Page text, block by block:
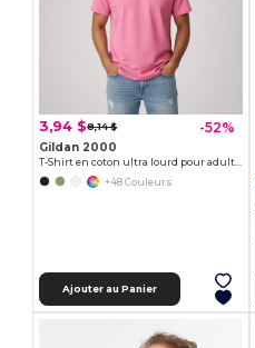
3,94 $8,14 $ -52%
Gildan 2000
T-Shirt en coton ultra lourd pour adultes
+48 Couleurs
Ajouter au Panier